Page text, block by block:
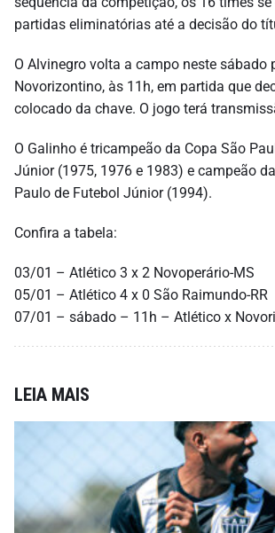
partidas eliminatórias até a decisão do
O Alvinegro volta a campo neste sábado
Novorizontino, às 11h, em partida que
colocado da chave. O jogo terá
O Galinho é tricampeão da Copa São
Júnior (1975, 1976 e 1983) e campeão
Paulo de Futebol Júnior (1994).
Confira a tabela:
03/01 – Atlético 3 x 2 Novoperário-MS
05/01 – Atlético 4 x 0 São Raimundo-RR
07/01 – sábado – 11h – Atlético x
LEIA MAIS